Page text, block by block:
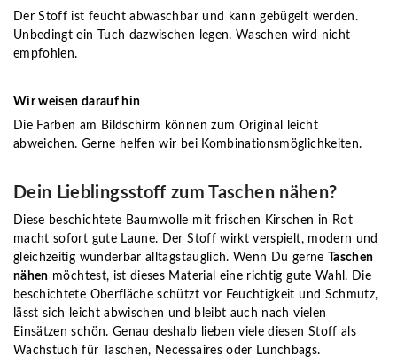
Der Stoff ist feucht abwaschbar und kann gebügelt werden.
Unbedingt ein Tuch dazwischen legen. Waschen wird nicht
empfohlen.
Wir weisen darauf hin
Die Farben am Bildschirm können zum Original leicht
abweichen. Gerne helfen wir bei Kombinationsmöglichkeiten.
Dein Lieblingsstoff zum Taschen nähen?
Diese beschichtete Baumwolle mit frischen Kirschen in Rot
macht sofort gute Laune. Der Stoff wirkt verspielt, modern und
gleichzeitig wunderbar alltagstauglich. Wenn Du gerne
Taschen
nähen möchtest, ist dieses Material eine richtig gute Wahl. Die
beschichtete Oberfläche schützt vor Feuchtigkeit und Schmutz,
lässt sich leicht abwischen und bleibt auch nach vielen
Einsätzen schön. Genau deshalb lieben viele diesen Stoff als
Wachstuch für Taschen, Necessaires oder Lunchbags.